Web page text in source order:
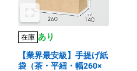
在庫 あり
【業界最安級】手提げ紙
袋（茶・平紐・幅260×